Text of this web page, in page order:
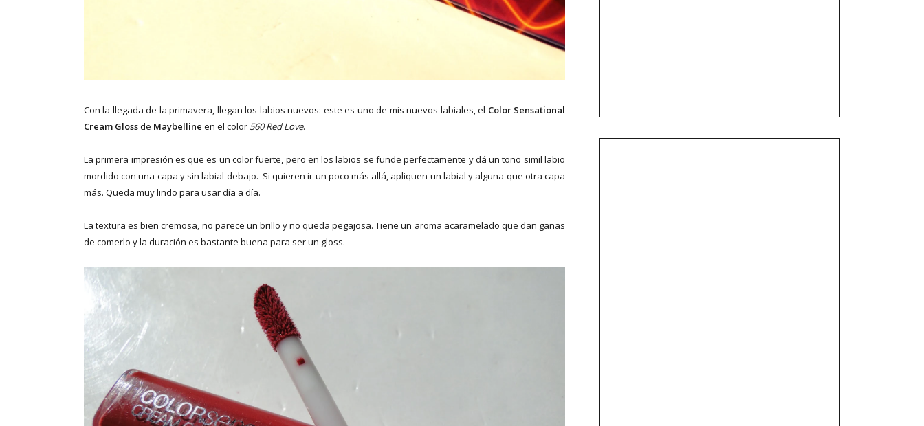
Con la llegada de la primavera, llegan los labios nuevos: este es uno de mis nuevos labiales, el Color Sensational
Cream Glossde Maybelline en el color 560 Red Love.
La primera impresión es que es un color fuerte, pero en los labios se funde perfectamente y dá un tono simil labio
mordido con una capa y sin labial debajo. Si quieren ir un poco más allá, apliquen un labial y alguna que otra capa
más. Queda muy lindo para usar día a día.
La textura es bien cremosa, no parece un brillo y no queda pegajosa. Tiene un aroma acaramelado que dan ganas
de comerlo y la duración es bastante buena para ser un gloss.